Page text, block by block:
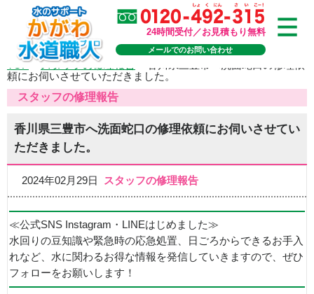
24時間受付／お見積もり無料
メールでのお問い合わせ
TOP>スタッフの修理報告
頼にお伺いさせていただきました。
スタッフの修理報告
香川県三豊市へ洗面蛇口の修理依頼にお伺いさせてい
ただきました。
2024年02月29日 スタッフの修理報告
≪公式SNS Instagram・LINEはじめました≫
水回りの豆知識や緊急時の応急処置、日ごろからできるお手入
れなど、水に関わるお得な情報を発信していきますので、ぜひ
フォローをお願いします！